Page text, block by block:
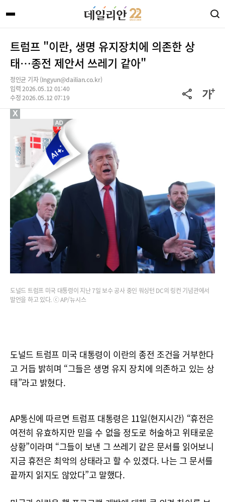
트럼프 "이란, 생명 유지장치에 의존한 상
태…종전 제안서 쓰레기 같아"
정인균 기자 (Ingyun@dailian.co.kr)
입력 2026.05.12 01:40
수정 2026.05.12 07:19
도널드 트럼프 미국 대통령이 지난 7일 보수 공사 중인 워싱턴 DC의 링컨 기념관에서
발언을 하고 있다. ⓒ AP/뉴시스
도널드 트럼프 미국 대통령이 이란의 종전 조건을 거부한다
고 거듭 밝히며 “그들은 생명 유지 장치에 의존하고 있는 상
태”라고 밝혔다.
AP통신에 따르면 트럼프 대통령은 11일(현지시간) “휴전은
여전히 유효하지만 믿을 수 없을 정도로 허술하고 위태로운
상황”이라며 “그들이 보낸 그 쓰레기 같은 문서를 읽어보니
지금 휴전은 최악의 상태라고 할 수 있겠다. 나는 그 문서를
끝까지 읽지도 않았다”고 말했다.
X